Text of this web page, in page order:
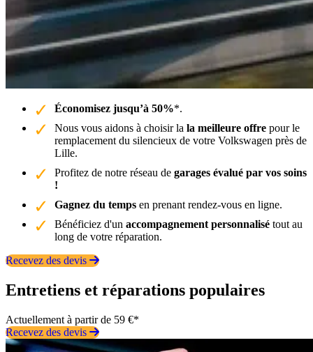
Économisez jusqu’à 50%*.
Nous vous aidons à choisir la la meilleure offre pour le
remplacement du silencieux de votre Volkswagen près de
Lille.
Profitez de notre réseau de garages évalué par vos soins
!
Gagnez du temps en prenant rendez-vous en ligne.
Bénéficiez d'un accompagnement personnalisé tout au
long de votre réparation.
Recevez des devis
Entretiens et réparations populaires
Actuellement à partir de 59 €*
Recevez des devis